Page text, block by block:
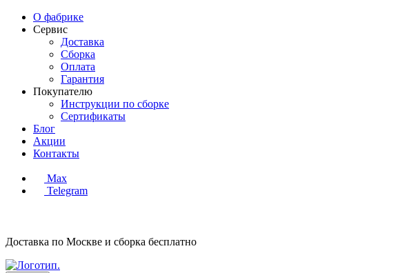
О фабрике
Сервис
Доставка
Сборка
Оплата
Гарантия
Покупателю
Инструкции по сборке
Сертификаты
Блог
Акции
Контакты
Max
Telegram
Доставка по Москве и сборка бесплатно